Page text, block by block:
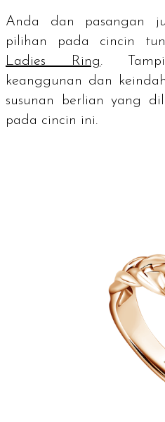
Anda dan pasangan
pilihan pada cincin
Ladies Ring.
keanggunan dan
susunan berlian yang
pada cincin ini.